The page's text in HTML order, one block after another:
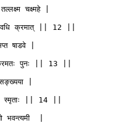
चक्ष्महे |
क्रमात् || 12 ||
षाडवे |
पुनः || 13 ||
|
स्मृताः || 14 ||
भवन्त्यमी  |